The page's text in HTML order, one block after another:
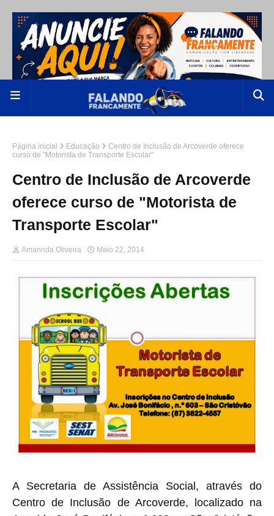
Página inicial Educação
Centro de Inclusão de Arcoverde oferece
curso de "Motorista de Transporte Escolar"
Centro de Inclusão de Arcoverde
oferece curso de "Motorista de
Transporte Escolar"
Amannda Oliveira Maio 22, 2014
A Secretaria de Assistência Social, através do
Centro de Inclusão de Arcoverde, localizado na